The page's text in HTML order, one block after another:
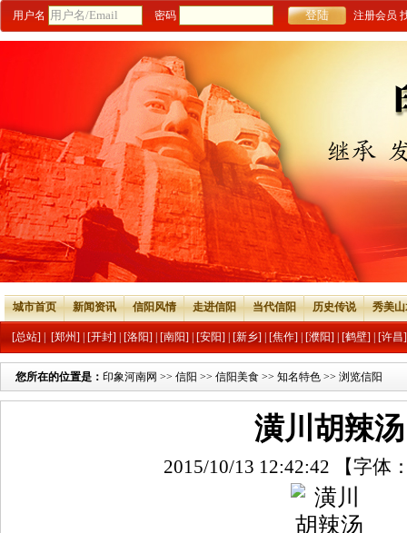
用户名 密码 注册会员
城市首页 新闻资讯 信阳风情 走进信阳 当代信阳 历史传说 秀美
[总站] [郑州] [开封] [洛阳] [南阳] [安阳] [新乡] [焦作] [濮阳] [鹤壁] [许昌]
您所在的位置是： 印象河南网 >> 信阳 >> 信阳美食 >> 知名特色 >> 浏览信阳
潢川胡辣汤
2015/10/13 12:42:42 【字体